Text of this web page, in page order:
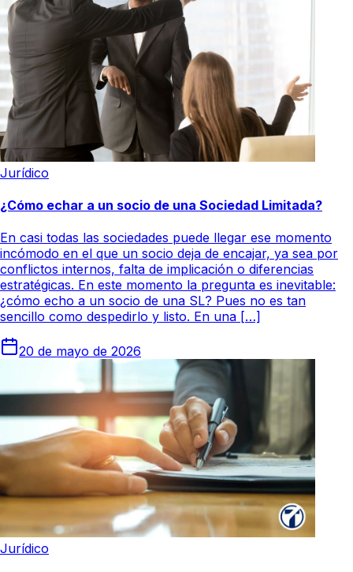
Jurídico
¿Cómo echar a un socio de una Sociedad Limitada?
En casi todas las sociedades puede llegar ese momento
incómodo en el que un socio deja de encajar, ya sea por
conflictos internos, falta de implicación o diferencias
estratégicas. En este momento la pregunta es inevitable:
¿cómo echo a un socio de una SL? Pues no es tan
sencillo como despedirlo y listo. En una […]
20 de mayo de 2026
Jurídico